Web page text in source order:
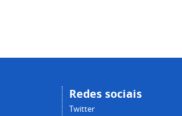
Redes sociais
Twitter